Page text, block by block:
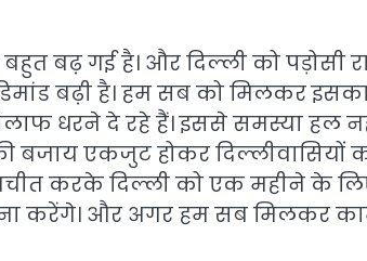
बढ़ गई है। और दिल्ली को पड़ोसी
बढ़ी है। हम सब को मिलकर
धरने दे रहे हैं। इससे समस्या हल
बजाय एकजुट होकर दिल्लीवासियों
करके दिल्ली को एक महीने के
करेंगे। और अगर हम सब मिलकर